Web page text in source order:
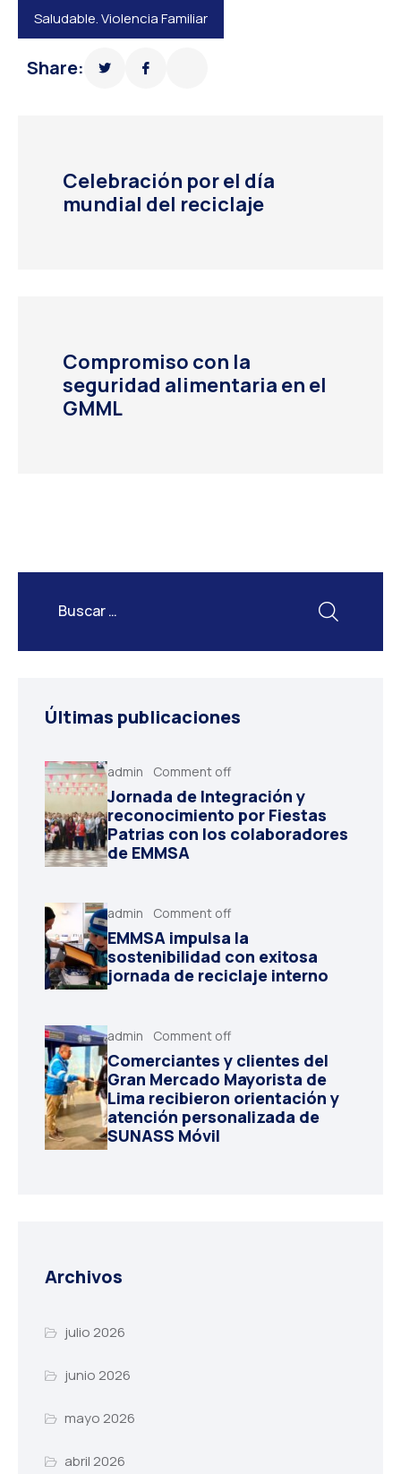
Saludable. Violencia Familiar
Share:
Celebración por el día
mundial del reciclaje
Compromiso con la
seguridad alimentaria en el
GMML
Últimas publicaciones
admin Comment off
Jornada de Integración y
reconocimiento por Fiestas
Patrias con los colaboradores
de EMMSA
admin Comment off
EMMSA impulsa la
sostenibilidad con exitosa
jornada de reciclaje interno
admin Comment off
Comerciantes y clientes del
Gran Mercado Mayorista de
Lima recibieron orientación y
atención personalizada de
SUNASS Móvil
Archivos
julio 2026
junio 2026
mayo 2026
abril 2026